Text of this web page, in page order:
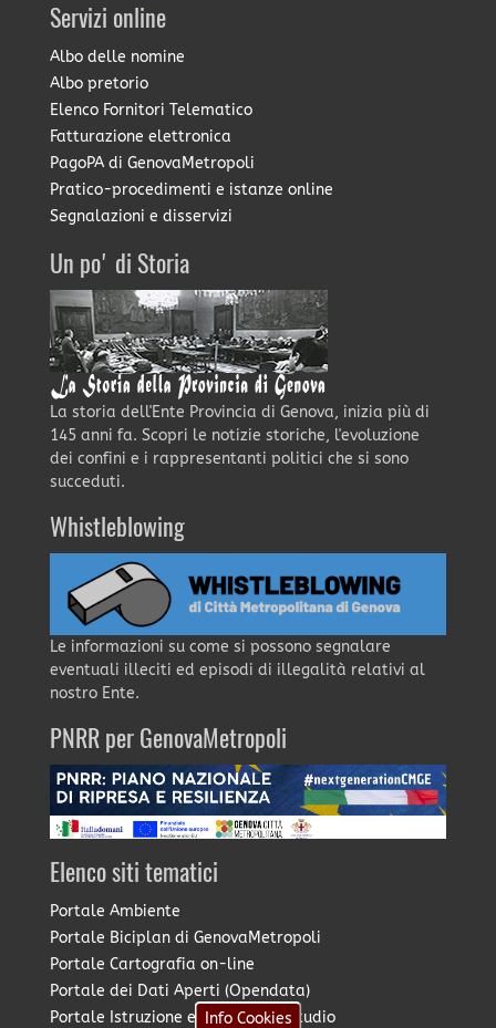
Servizi online
Albo delle nomine
Albo pretorio
Elenco Fornitori Telematico
Fatturazione elettronica
PagoPA di GenovaMetropoli
Pratico-procedimenti e istanze online
Segnalazioni e disservizi
Un po' di Storia
La storia dell'Ente Provincia di Genova, inizia più di
145 anni fa. Scopri le notizie storiche, l'evoluzione
dei confini e i rappresentanti politici che si sono
succeduti.
Whistleblowing
Le informazioni su come si possono segnalare
eventuali illeciti ed episodi di illegalità relativi al
nostro Ente.
PNRR per GenovaMetropoli
Elenco siti tematici
Portale Ambiente
Portale Biciplan di GenovaMetropoli
Portale Cartografia on-line
Portale dei Dati Aperti (Opendata)
Portale Istruzione e Diritto allo Studio
Info Cookies